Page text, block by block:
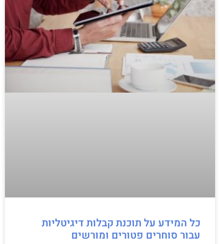
כל המידע על תוכנת קבלות דיגיטליות
עבור סוחרים פטורים ומורשים